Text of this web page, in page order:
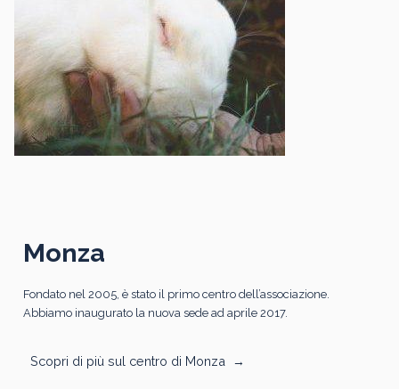
Monza
Fondato nel 2005, è stato il primo centro dell’associazione.
Abbiamo inaugurato la nuova sede ad aprile 2017.
Scopri di più sul centro di Monza →